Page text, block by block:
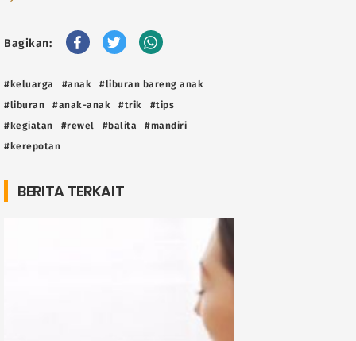
Bagikan:
#keluarga #anak
#liburan bareng anak
#liburan
#anak-anak #trik
#tips
#kegiatan
#rewel #balita
#mandiri
#kerepotan
BERITA TERKAIT